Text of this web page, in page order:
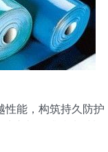
性能，构筑持久防护